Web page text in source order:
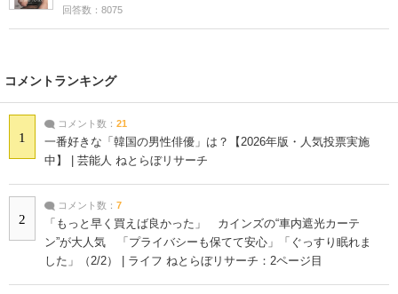
回答数：8075
コメントランキング
1
コメント数： 21
一番好きな「韓国の男性俳優」は？【2026年版・人気投票実施
中】 | 芸能人 ねとらぼリサーチ
2
コメント数： 7
「もっと早く買えば良かった」 カインズの“車内遮光カーテ
ン”が大人気 「プライバシーも保てて安心」「ぐっすり眠れま
した」（2/2） | ライフ ねとらぼリサーチ：2ページ目